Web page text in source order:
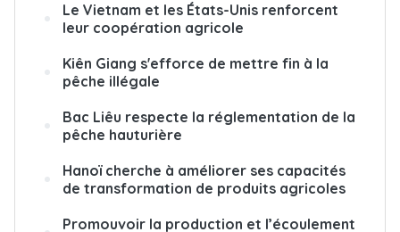
Le Vietnam et les États-Unis renforcent
leur coopération agricole
Kiên Giang s'efforce de mettre fin à la
pêche illégale
Bac Liêu respecte la réglementation de la
pêche hauturière
Hanoï cherche à améliorer ses capacités
de transformation de produits agricoles
Promouvoir la production et l’écoulement